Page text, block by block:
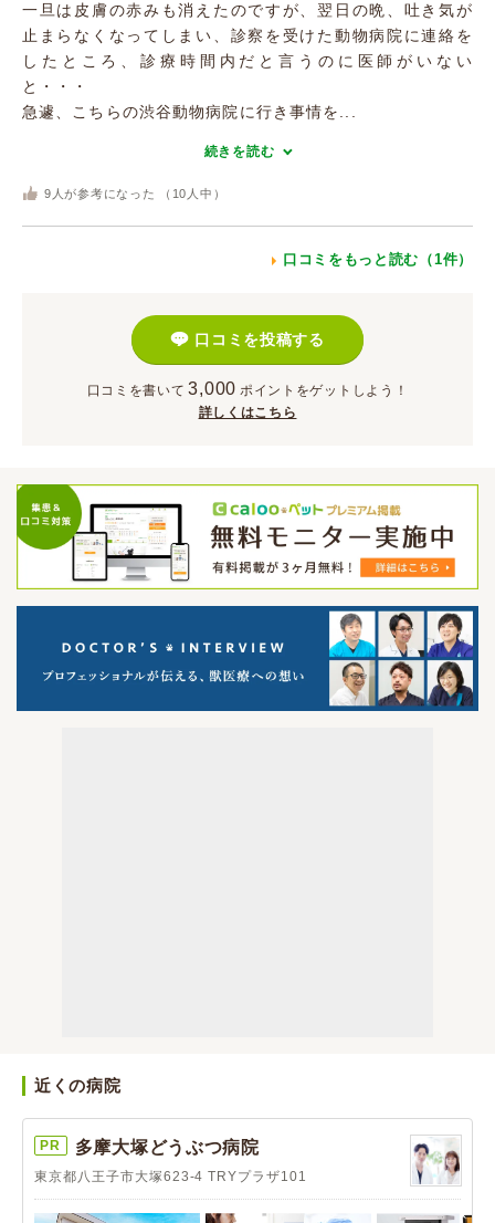
一旦は皮膚の赤みも消えたのですが、翌日の晩、吐き気が
止まらなくなってしまい、診察を受けた動物病院に連絡を
したところ、診療時間内だと言うのに医師がいない
と・・・
急遽、こちらの渋谷動物病院に行き事情を...
続きを読む
9 人が参考になった （ 10 人中）
口コミをもっと読む（1件）
口コミを投稿する
口コミを書いて 3,000 ポイント をゲットしよう！
詳しくはこちら
近くの病院
PR 多摩大塚どうぶつ病院
東京都八王子市大塚623-4 TRYプラザ101